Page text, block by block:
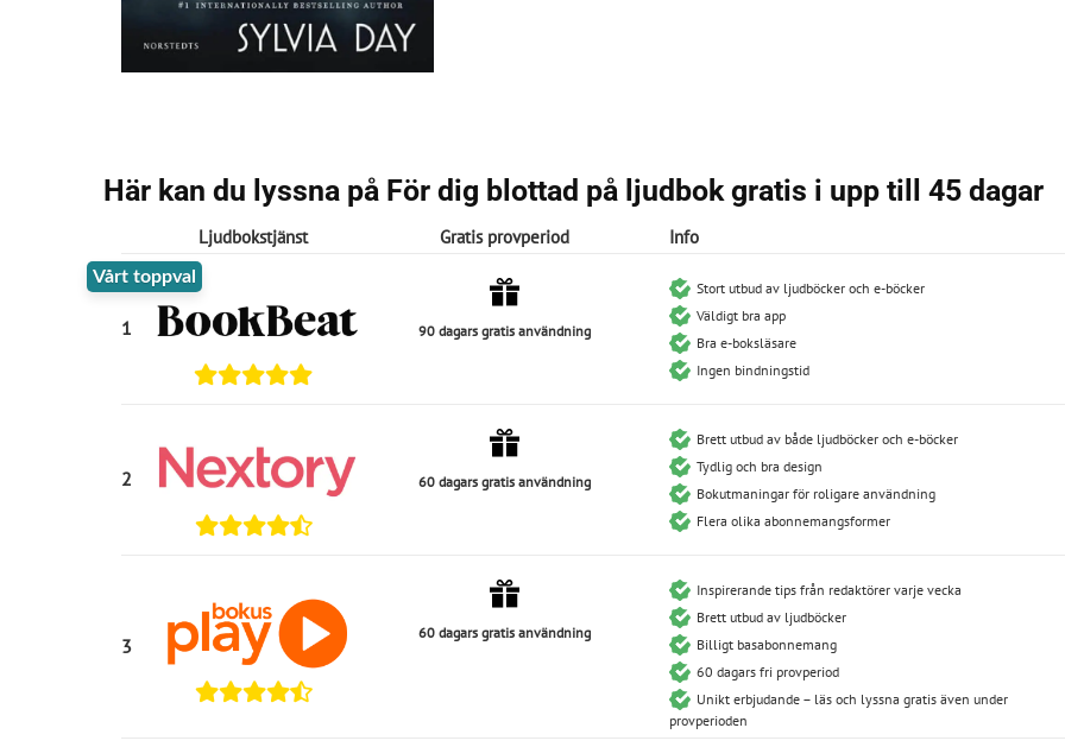
Här kan du lyssna på För dig blottad på ljudbok gratis i upp till 45 dagar
Ljudbokstjänst Gratis provperiod Info
1
Vårt toppval
90 dagars gratis användning
Stort utbud av ljudböcker och e-böcker
Väldigt bra app
Bra e-boksläsare
Ingen bindningstid
2 60 dagars gratis användning
Brett utbud av både ljudböcker och e-böcker
Tydlig och bra design
Bokutmaningar för roligare användning
Flera olika abonnemangsformer
3
60 dagars gratis användning
Inspirerande tips från redaktörer varje vecka
Brett utbud av ljudböcker
Billigt basabonnemang
60 dagars fri provperiod
Unikt erbjudande – läs och lyssna gratis även under
provperioden